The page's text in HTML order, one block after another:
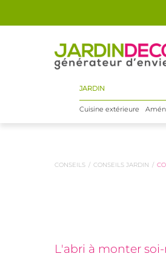
JARDIN
Cuisine extérieure
CONSEILS CONSEILS JARDIN
L'abri à monter